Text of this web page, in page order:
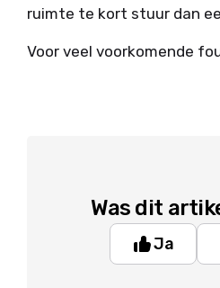
ruimte te kort stuur dan
Voor veel voorkomende
Was dit
Ja